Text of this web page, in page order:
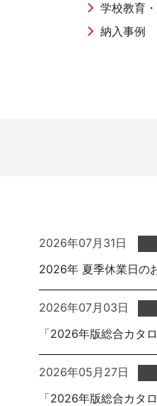
学校教育
納入事例
2026年07月31日
2026年 夏季休業日の
2026年07月03日
「2026年版総合カタ
2026年05月27日
「2026年版総合カタ